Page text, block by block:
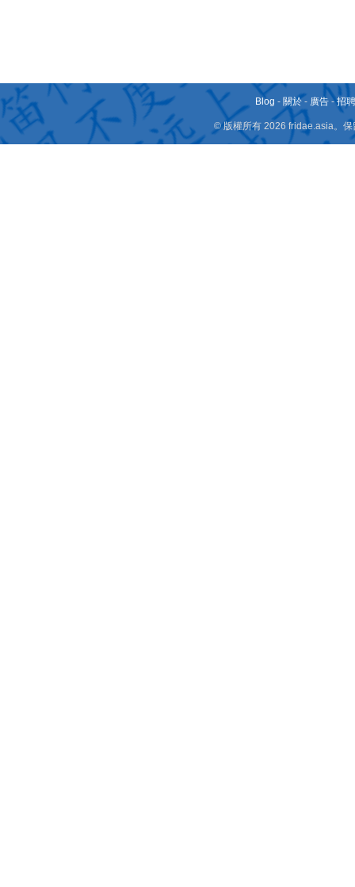
Blog - 關於 - 廣告 -招
© 版權所有 2026 fridae.asia。